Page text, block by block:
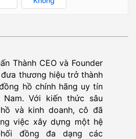
Thành CEO và Founder
thương hiệu trở thành
hồ chính hãng uy tín
Với kiến thức sâu
và kinh doanh, cô đã
việc xây dựng một hệ
đồng đa dạng các